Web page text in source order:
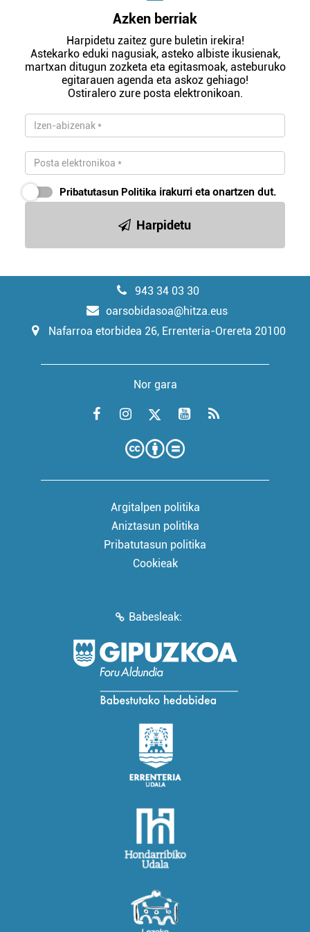
Azken berriak
Harpidetu zaitez gure buletin irekira!
Astekarko eduki nagusiak, asteko albiste ikusienak,
martxan ditugun zozketa eta egitasmoak, asteburuko
egitarauen agenda eta askoz gehiago!
Ostiralero zure posta elektronikoan.
Pribatutasun Politika irakurri eta onartzen dut.
Harpidetu
943 34 03 30
oarsobidasoa@hitza.eus
Nafarroa etorbidea 26, Errenteria-Orereta 20100
Nor gara
Argitalpen politika
Aniztasun politika
Pribatutasun politika
Cookieak
Babesleak: